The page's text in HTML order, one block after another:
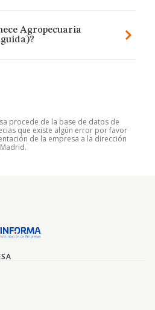
Agropecuaria
procede de la base de datos de
que existe algún error por favor
de la empresa a la dirección